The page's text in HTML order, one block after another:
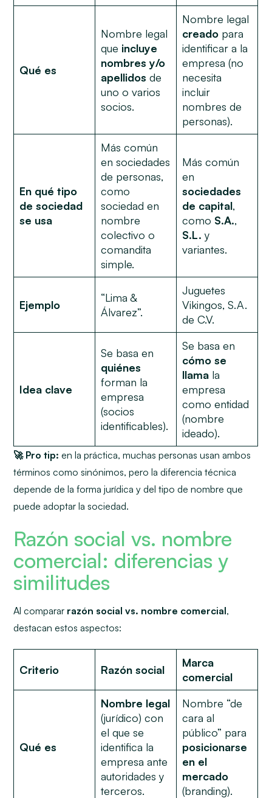
Qué es
Nombre legal
que incluye
nombres y/o
apellidos de
uno o varios
socios.
Nombre legal
creado para
identificar a la
empresa (no
necesita
incluir
nombres de
personas).
En qué tipo
de sociedad
se usa
Más común
en sociedades
de personas,
como
sociedad en
nombre
colectivo o
comandita
simple.
Más común
en
sociedades
de capital,
como S.A.,
S.L.y
variantes.
Ejemplo
“Lima &
Álvarez”.
Juguetes
Vikingos, S.A.
de C.V.
Idea clave
Se basa en
quiénes
forman la
empresa
(socios
identificables).
Se basa en
cómo se
llama la
empresa
como entidad
(nombre
ideado).
🚀 Pro tip:en la práctica, muchas personas usan ambos
términos como sinónimos, pero la diferencia técnica
depende de la forma jurídica y del tipo de nombre que
puede adoptar la sociedad.
Razón social vs. nombre
comercial: diferencias y
similitudes
Al comparar razón social vs. nombre comercial,
destacan estos aspectos:
Criterio Razón social
Marca
comercial
Qué es
Nombre legal
(jurídico) con
el que se
identifica la
empresa ante
autoridades y
terceros.
Nombre “de
cara al
público” para
posicionarse
en el
mercado
(branding).